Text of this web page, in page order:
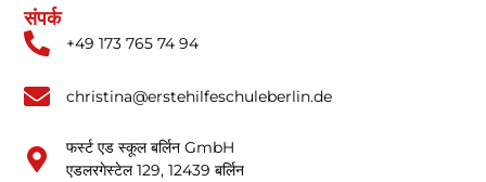
संपर्क
+49 173 765 74 94
christina@erstehilfeschuleberlin.de
फर्स्ट एड स्कूल बर्लिन GmbH
एडलरगेस्टेल 129, 12439 बर्लिन